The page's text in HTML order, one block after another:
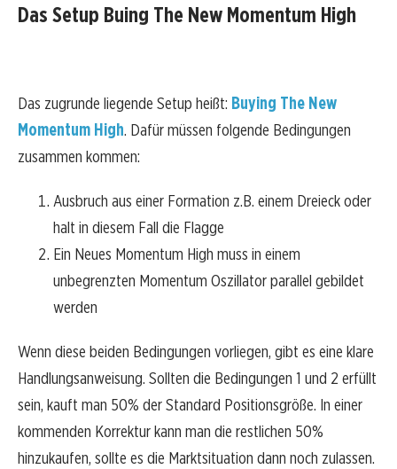
Das Setup Buing The New Momentum High
Das zugrunde liegende Setup heißt: Buying The New
Momentum High. Dafür müssen folgende Bedingungen
zusammen kommen:
Ausbruch aus einer Formation z.B. einem Dreieck oder
halt in diesem Fall die Flagge
Ein Neues Momentum High muss in einem
unbegrenzten Momentum Oszillator parallel gebildet
werden
Wenn diese beiden Bedingungen vorliegen, gibt es eine klare
Handlungsanweisung. Sollten die Bedingungen 1 und 2 erfüllt
sein, kauft man 50% der Standard Positionsgröße. In einer
kommenden Korrektur kann man die restlichen 50%
hinzukaufen, sollte es die Marktsituation dann noch zulassen.